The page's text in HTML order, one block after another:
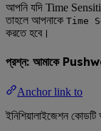
আপনি যদি Time
তাহলে আপনাকে Time
করতে হবে।
প্রশ্ন: আমাকে
Anchor link to
ইনিশিয়ালাইজেশন